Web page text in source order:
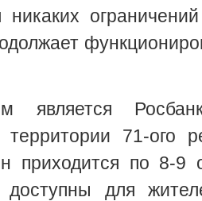
никаких
является
территории 71-ого
приходится по 8-9
доступны для